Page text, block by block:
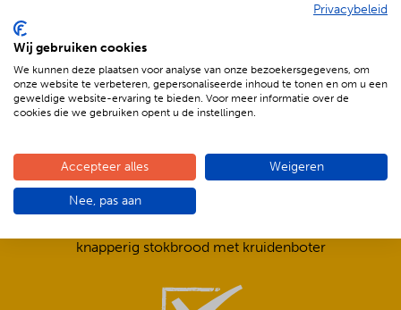
Compleet is ook écht compleet!
Frisse salades,
knapperig stokbrood met kruidenboter
Privacybeleid
Wij gebruiken cookies
We kunnen deze plaatsen voor analyse van onze bezoekersgegevens, om
onze website te verbeteren, gepersonaliseerde inhoud te tonen en om u een
geweldige website-ervaring te bieden. Voor meer informatie over de
cookies die we gebruiken opent u de instellingen.
Accepteer alles Weigeren
Nee, pas aan